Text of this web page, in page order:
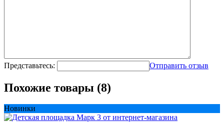
Представьтесь: Отправить отзыв
Похожие товары (8)
Новинки